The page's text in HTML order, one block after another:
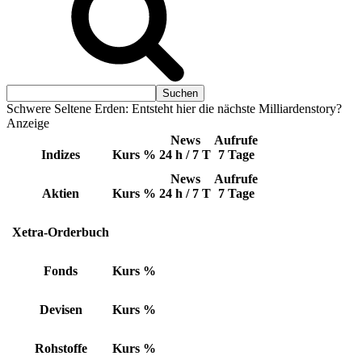
Schwere Seltene Erden: Entsteht hier die nächste Milliardenstory?
Anzeige
Indizes Kurs %
News
24 h / 7 T
Aufrufe
7 Tage
Aktien Kurs %
News
24 h / 7 T
Aufrufe
7 Tage
Xetra-Orderbuch
Fonds Kurs %
Devisen Kurs %
Rohstoffe Kurs %